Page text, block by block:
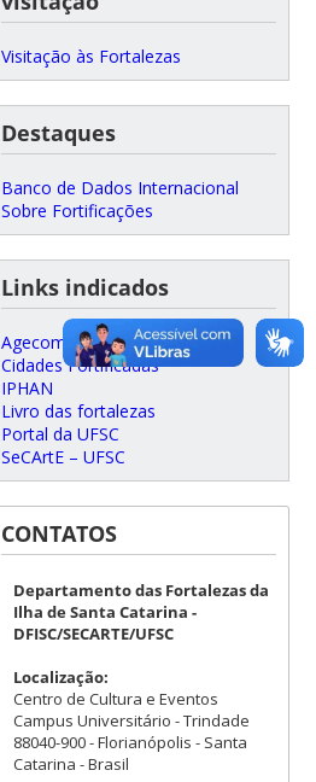
Visitação às Fortalezas
Destaques
Banco de Dados Internacional
Sobre Fortificações
Links indicados
Agecom – UFSC
Cidades Fortificadas
IPHAN
Livro das fortalezas
Portal da UFSC
SeCArtE – UFSC
CONTATOS
Departamento das Fortalezas da
Ilha de Santa Catarina -
DFISC/SECARTE/UFSC
Localização:
Centro de Cultura e Eventos
Campus Universitário - Trindade
88040-900 - Florianópolis - Santa
Catarina - Brasil